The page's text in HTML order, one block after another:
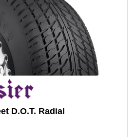
D.O.T. Radial